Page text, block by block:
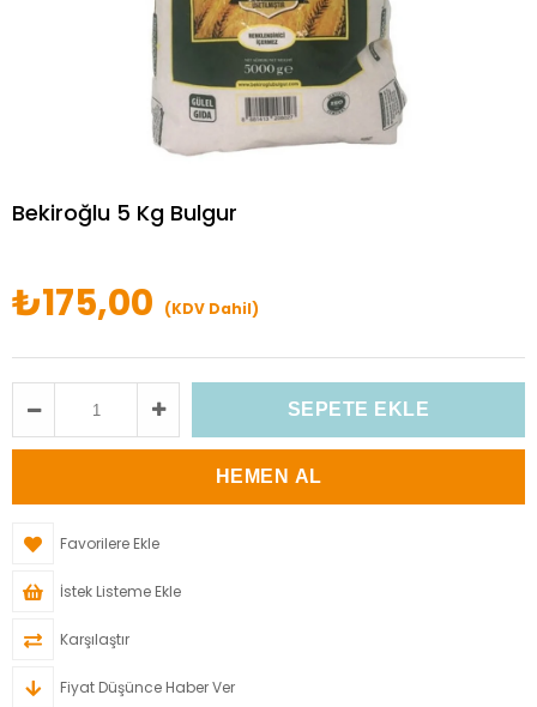
Bekiroğlu 5 Kg Bulgur
₺175,00 (KDV Dahil)
Favorilere Ekle
İstek Listeme Ekle
Karşılaştır
Fiyat Düşünce Haber Ver